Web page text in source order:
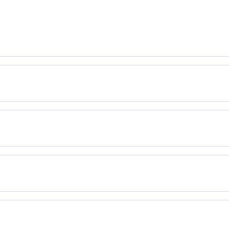
toaletowa, która jest manifestem dystansu i zrównoważonego
dla mężczyzny ceniącego harmonię i oryginalność w
Kwiat Pomarańczy
swoje ja poprzez unikalny i wyrazisty charakter zapachu.
LIMONENE, ALPHA-ISOMETHYL IONONE,
na szyi i za uszami.